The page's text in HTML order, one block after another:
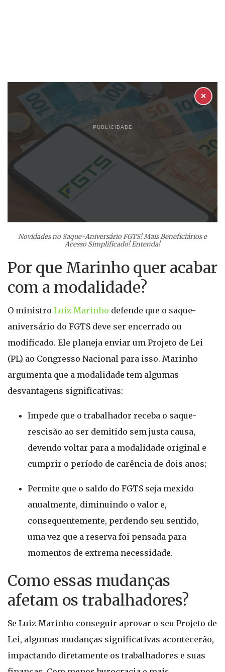
PUBLICIDADE
✕
Novidades no Saque-Aniversário FGTS! Mais Beneficiários e
Acesso Simplificado! Entenda!
Por que Marinho quer acabar
com a modalidade?
O ministro Luiz Marinho defende que o saque-
aniversário do FGTS deve ser encerrado ou
modificado. Ele planeja enviar um Projeto de Lei
(PL) ao Congresso Nacional para isso. Marinho
argumenta que a modalidade tem algumas
desvantagens significativas:
Impede que o trabalhador receba o saque-
rescisão ao ser demitido sem justa causa,
devendo voltar para a modalidade original e
cumprir o período de carência de dois anos;
Permite que o saldo do FGTS seja mexido
anualmente, diminuindo o valor e,
consequentemente, perdendo seu sentido,
uma vez que a reserva foi pensada para
momentos de extrema necessidade.
Como essas mudanças
afetam os trabalhadores?
Se Luiz Marinho conseguir aprovar o seu Projeto de
Lei, algumas mudanças significativas acontecerão,
impactando diretamente os trabalhadores e suas